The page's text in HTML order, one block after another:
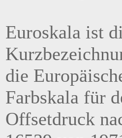
Euroskala ist
die
Farbskala für
Offsetdruck